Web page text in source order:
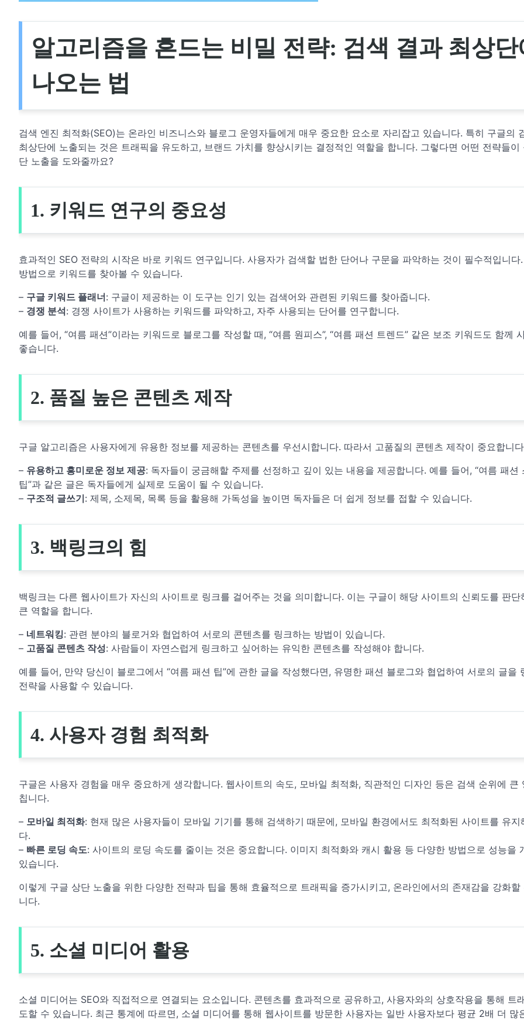
알고리즘을 흔드는 비밀 전략: 검색 결과 최상단
나오는 법
검색 엔진 최적화(SEO)는 온라인 비즈니스와 블로그 운영자들에게 매우 중요한 요소로 자리잡고 있습니다. 특히 구글의
최상단에 노출되는 것은 트래픽을 유도하고, 브랜드 가치를 향상시키는 결정적인 역할을 합니다. 그렇다면 어떤 전략들이
단 노출을 도와줄까요?
1. 키워드 연구의 중요성
효과적인 SEO 전략의 시작은 바로 키워드 연구입니다. 사용자가 검색할 법한 단어나 구문을 파악하는 것이 필수적입니다
방법으로 키워드를 찾아볼 수 있습니다.
– 구글 키워드 플래너: 구글이 제공하는 이 도구는 인기 있는 검색어와 관련된 키워드를 찾아줍니다.
– 경쟁 분석: 경쟁 사이트가 사용하는 키워드를 파악하고, 자주 사용되는 단어를 연구합니다.
예를 들어, “여름 패션”이라는 키워드로 블로그를 작성할 때, “여름 원피스”, “여름 패션 트렌드” 같은 보조 키워드도 함께
좋습니다.
2. 품질 높은 콘텐츠 제작
구글 알고리즘은 사용자에게 유용한 정보를 제공하는 콘텐츠를 우선시합니다. 따라서 고품질의 콘텐츠 제작이 중요합니
– 유용하고 흥미로운 정보 제공: 독자들이 궁금해할 주제를 선정하고 깊이 있는 내용을 제공합니다. 예를 들어, “여름 패션
팁”과 같은 글은 독자들에게 실제로 도움이 될 수 있습니다.
– 구조적 글쓰기: 제목, 소제목, 목록 등을 활용해 가독성을 높이면 독자들은 더 쉽게 정보를 접할 수 있습니다.
3. 백링크의 힘
백링크는 다른 웹사이트가 자신의 사이트로 링크를 걸어주는 것을 의미합니다. 이는 구글이 해당 사이트의 신뢰도를 판단
큰 역할을 합니다.
– 네트워킹: 관련 분야의 블로거와 협업하여 서로의 콘텐츠를 링크하는 방법이 있습니다.
– 고품질 콘텐츠 작성: 사람들이 자연스럽게 링크하고 싶어하는 유익한 콘텐츠를 작성해야 합니다.
예를 들어, 만약 당신이 블로그에서 “여름 패션 팁”에 관한 글을 작성했다면, 유명한 패션 블로그와 협업하여 서로의 글을
전략을 사용할 수 있습니다.
4. 사용자 경험 최적화
구글은 사용자 경험을 매우 중요하게 생각합니다. 웹사이트의 속도, 모바일 최적화, 직관적인 디자인 등은 검색 순위에 큰
칩니다.
– 모바일 최적화: 현재 많은 사용자들이 모바일 기기를 통해 검색하기 때문에, 모바일 환경에서도 최적화된 사이트를 유지
다.
– 빠른 로딩 속도: 사이트의 로딩 속도를 줄이는 것은 중요합니다. 이미지 최적화와 캐시 활용 등 다양한 방법으로 성능을
있습니다.
이렇게 구글 상단 노출을 위한 다양한 전략과 팁을 통해 효율적으로 트래픽을 증가시키고, 온라인에서의 존재감을 강화할
니다.
5. 소셜 미디어 활용
소셜 미디어는 SEO와 직접적으로 연결되는 요소입니다. 콘텐츠를 효과적으로 공유하고, 사용자와의 상호작용을 통해 트
도할 수 있습니다. 최근 통계에 따르면, 소셜 미디어를 통해 웹사이트를 방문한 사용자는 일반 사용자보다 평균 2배 더 많